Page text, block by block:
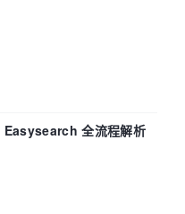
Easysearch 全流程解析